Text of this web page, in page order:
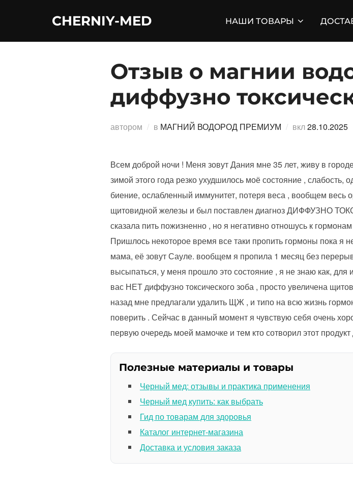
CHERNIY-MED НАШИ ТОВАРЫ
Отзыв о магнии
диффузно
автором в МАГНИЙ ВОДОРОД ПРЕМИУМ вкл28.10.2025
Всем доброй ночи ! Меня зовут Дания мне 35 лет, живу в
зимой этого года резко ухудшилось моё состояние ,
биение, ослабленный иммунитет, потеря веса , вообщем весь
щитовидной железы и был поставлен диагноз ДИФФУЗНО
сказала пить пожизненно , но я негативно отношусь к
Пришлось некоторое время все таки пропить гормоны пока я
мама, её зовут Сауле. вообщем я пропила 1 месяц без
высыпаться, у меня прошло это состояние , я не знаю как, для
вас НЕТ диффузно токсического зоба , просто увеличена
назад мне предлагали удалить ЩЖ , и типо на всю жизнь
поверить . Сейчас в данный момент я чувствую себя очень
первую очередь моей мамочке и тем кто сотворил этот продукт
Полезные материалы и товары
Черный мед: отзывы и практика применения
Черный мед купить: как выбрать
Гид по товарам для здоровья
Каталог интернет-магазина
Доставка и условия заказа